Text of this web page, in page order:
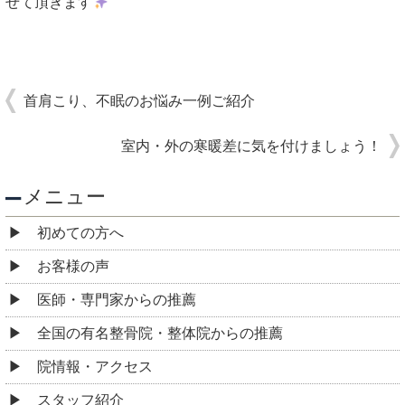
首肩こり、不眠のお悩み一例ご紹介
室内・外の寒暖差に気を付けましょう！
メニュー
初めての方へ
お客様の声
医師・専門家からの推薦
全国の有名整骨院・整体院からの推薦
院情報・アクセス
スタッフ紹介